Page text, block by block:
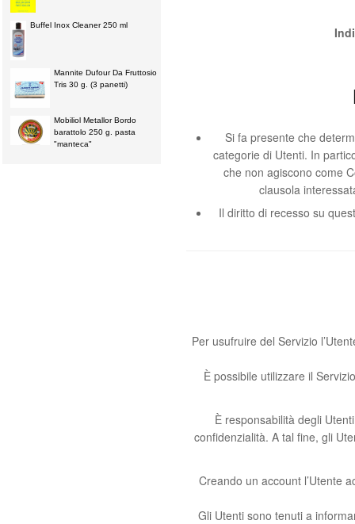
Buffel Inox Cleaner 250 ml
Mannite Dufour Da Fruttosio
Tris 30 g. (3 panetti)
Mobiliol Metallor Bordo
barattolo 250 g. pasta
"manteca"
Si fa presente che
categorie di Utenti. In
che non agiscono come
clausola
Il diritto di recesso su
Per usufruire del Servizio
È possibile utilizzare il
È responsabilità degli
confidenzialità. A tal fine, gli
Creando un account l’Utente
Gli Utenti sono tenuti a